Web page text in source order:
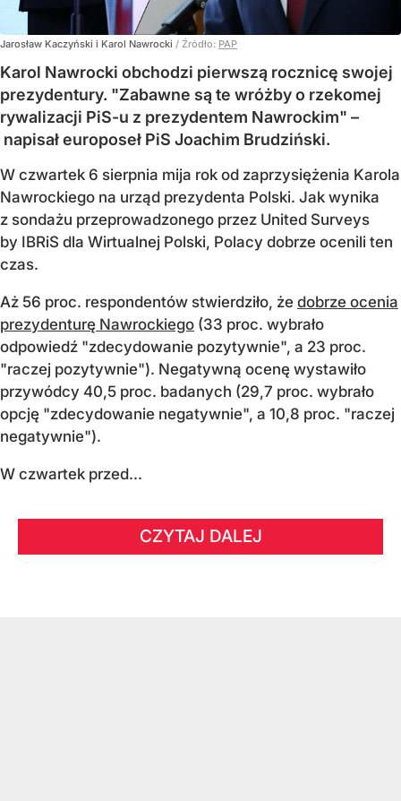
Jarosław Kaczyński i Karol Nawrocki / Źródło: PAP
Karol Nawrocki obchodzi pierwszą rocznicę swojej
prezydentury. "Zabawne są te wróżby o rzekomej
rywalizacji PiS-u z prezydentem Nawrockim" –
napisał europoseł PiS Joachim Brudziński.
W czwartek 6 sierpnia mija rok od zaprzysiężenia Karola
Nawrockiego na urząd prezydenta Polski. Jak wynika
z sondażu przeprowadzonego przez United Surveys
by IBRiS dla Wirtualnej Polski, Polacy dobrze ocenili ten
czas.
Aż 56 proc. respondentów stwierdziło, że dobrze ocenia
prezydenturę Nawrockiego (33 proc. wybrało
odpowiedź "zdecydowanie pozytywnie", a 23 proc.
"raczej pozytywnie"). Negatywną ocenę wystawiło
przywódcy 40,5 proc. badanych (29,7 proc. wybrało
opcję "zdecydowanie negatywnie", a 10,8 proc. "raczej
negatywnie").
W czwartek przed...
CZYTAJ DALEJ